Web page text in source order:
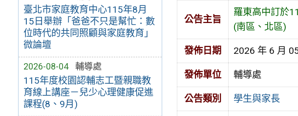
臺北市家庭教育中心115年8月
15日舉辦「爸爸不只是幫忙：數
位時代的共同照顧與家庭教育」
微論壇
2026-08-04 輔導處
115年度校園認輔志工暨親職教
育線上講座－兒少心理健康促進
課程(8、9月)
公告主旨
羅東高中訂於
(南區、北區)
發佈日期 2026 年 6 月
發佈單位 輔導處
公告類別 學生與家長